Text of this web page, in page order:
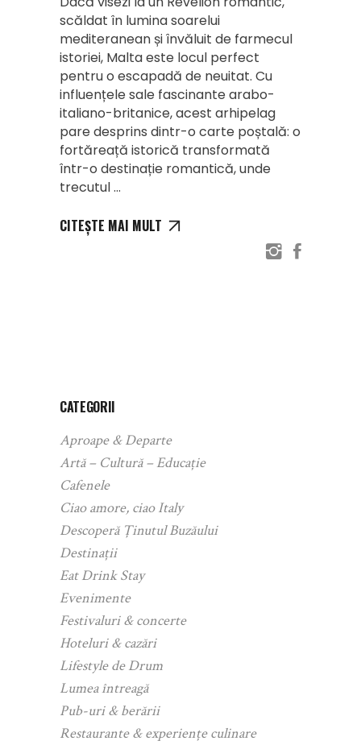
scăldat în lumina soarelui
mediteranean și învăluit de farmecul
istoriei, Malta este locul perfect
pentru o escapadă de neuitat. Cu
influențele sale fascinante arabo-
italiano-britanice, acest arhipelag
pare desprins dintr-o carte poștală: o
fortăreață istorică transformată
într-o destinație romantică, unde
trecutul
CITEȘTE MAI MULT
CATEGORII
Aproape & Departe
Artă – Cultură – Educație
Cafenele
Ciao amore, ciao Italy
Descoperă Ținutul Buzăului
Destinații
Eat Drink Stay
Evenimente
Festivaluri & concerte
Hoteluri & cazări
Lifestyle de Drum
Lumea întreagă
Pub-uri & berării
Restaurante & experiențe culinare